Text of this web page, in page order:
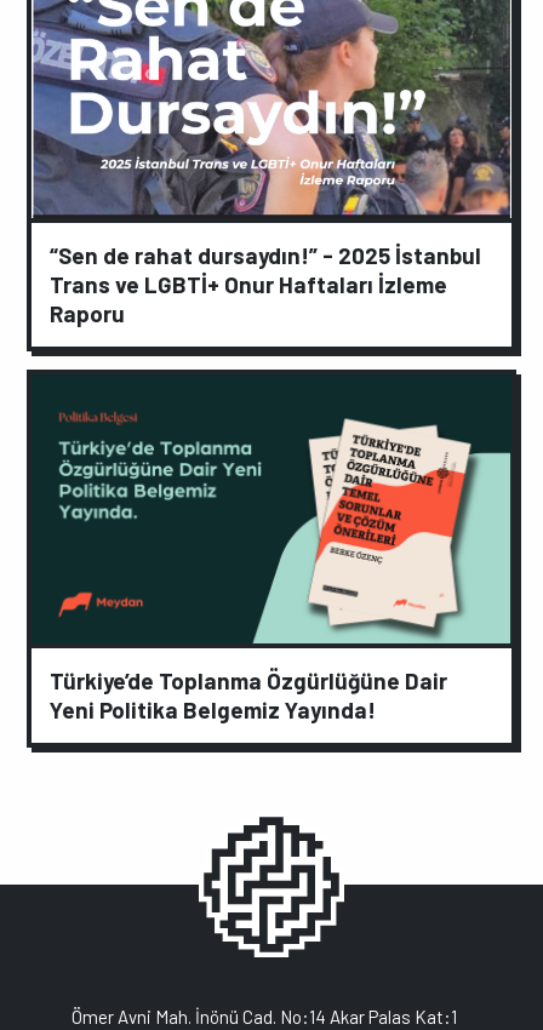
“Sen de rahat dursaydın!” - 2025 İstanbul
Trans ve LGBTİ+ Onur Haftaları İzleme
Raporu
Türkiye’de Toplanma Özgürlüğüne Dair
Yeni Politika Belgemiz Yayında!
Ömer Avni Mah. İnönü Cad. No:14 Akar Palas Kat:1